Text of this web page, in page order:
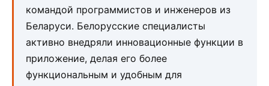
командой программистов и инженеров из
Беларуси. Белорусские специалисты
активно внедряли инновационные функции в
приложение, делая его более
функциональным и удобным для